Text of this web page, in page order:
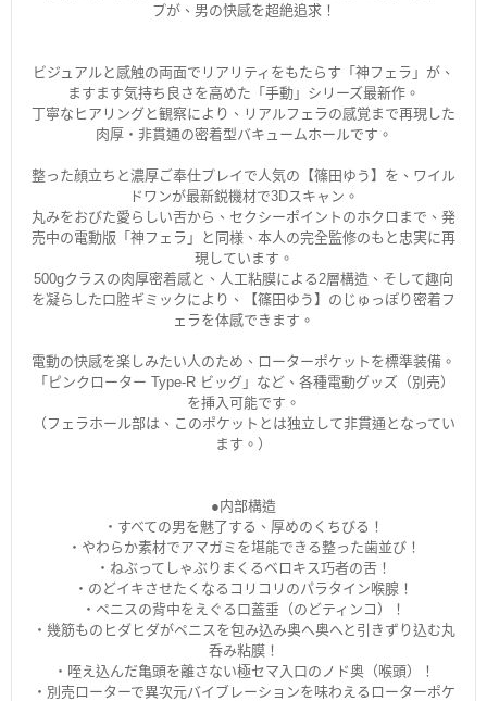
プが、男の快感を超絶追求！
ビジュアルと感触の両面でリアリティをもたらす「神フェラ」が、
ますます気持ち良さを高めた「手動」シリーズ最新作。
丁寧なヒアリングと観察により、リアルフェラの感覚まで再現した
肉厚・非貫通の密着型バキュームホールです。
整った顔立ちと濃厚ご奉仕プレイで人気の【篠田ゆう】を、ワイル
ドワンが最新鋭機材で3Dスキャン。
丸みをおびた愛らしい舌から、セクシーポイントのホクロまで、発
売中の電動版「神フェラ」と同様、本人の完全監修のもと忠実に再
現しています。
500gクラスの肉厚密着感と、人工粘膜による2層構造、そして趣向
を凝らした口腔ギミックにより、【篠田ゆう】のじゅっぽり密着フ
ェラを体感できます。
電動の快感を楽しみたい人のため、ローターポケットを標準装備。
「ピンクローター Type-R ビッグ」など、各種電動グッズ（別売）
を挿入可能です。
（フェラホール部は、このポケットとは独立して非貫通となってい
ます。）
●内部構造
・すべての男を魅了する、厚めのくちびる！
・やわらか素材でアマガミを堪能できる整った歯並び！
・ねぶってしゃぶりまくるベロキス巧者の舌！
・のどイキさせたくなるコリコリのパラタイン喉腺！
・ペニスの背中をえぐる口蓋垂（のどティンコ）！
・幾筋ものヒダヒダがペニスを包み込み奥へ奥へと引きずり込む丸
呑み粘膜！
・咥え込んだ亀頭を離さない極セマ入口のノド奥（喉頭）！
・別売ローターで異次元バイブレーションを味わえるローターポケ